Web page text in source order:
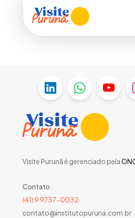
Visite Purunã é gerenciado pela
Contato
(41) 9 9737-0032
contato@institutopuruna.com.br